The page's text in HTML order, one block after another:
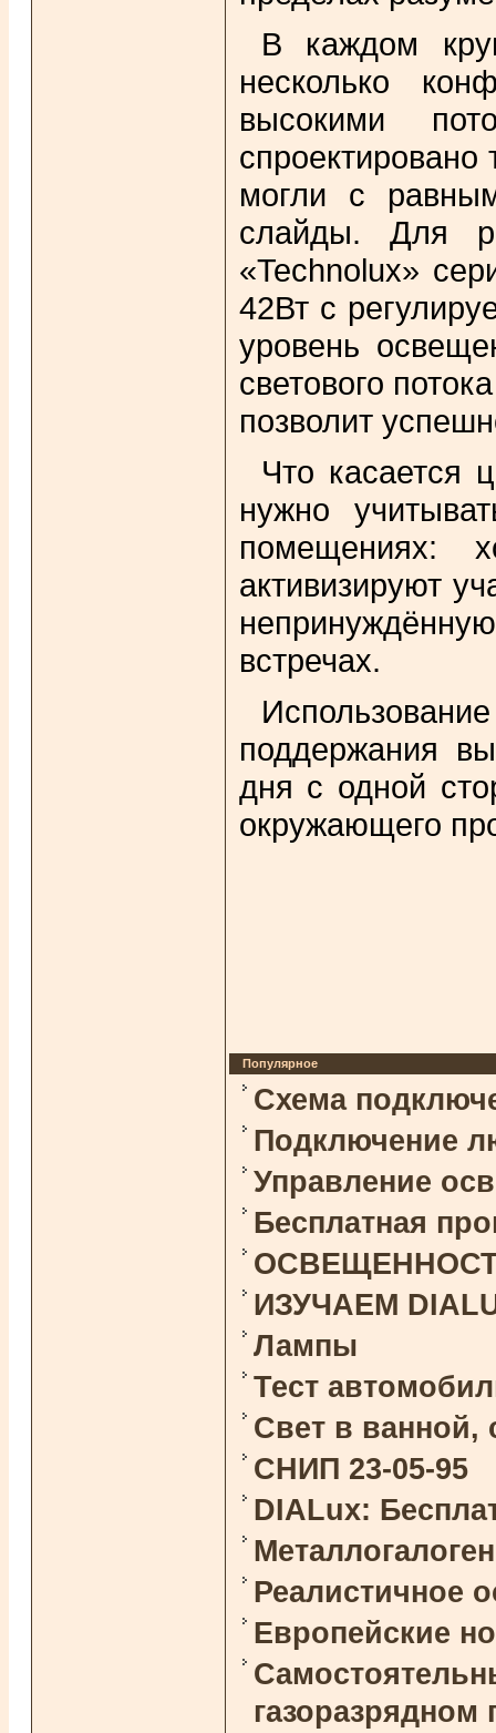
В каждом
несколько
высокими
могли с
слайды. Для
«Technolux»
42Вт с
уровень
светового
позволит
Что касается
нужно
помещениях:
активизируют
встречах.
поддержания
дня с одной
окружающего
Популярное
Схема
Подключение
Управление
Бесплатная
ОСВЕЩЕННОСТЬ
ИЗУЧАЕМ
Лампы
Тест
Свет в ванной,
СНИП 23-05-95
DIALux:
Реалистичное
Европейские